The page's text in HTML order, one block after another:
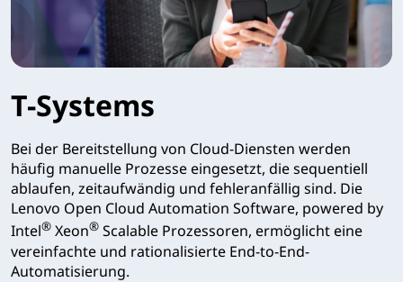
T-Systems
Bei der Bereitstellung von Cloud-Diensten werden
häufig manuelle Prozesse eingesetzt, die sequentiell
ablaufen, zeitaufwändig und fehleranfällig sind. Die
Lenovo Open Cloud Automation Software, powered by
Intel® Xeon® Scalable Prozessoren, ermöglicht eine
vereinfachte und rationalisierte End-to-End-
Automatisierung.